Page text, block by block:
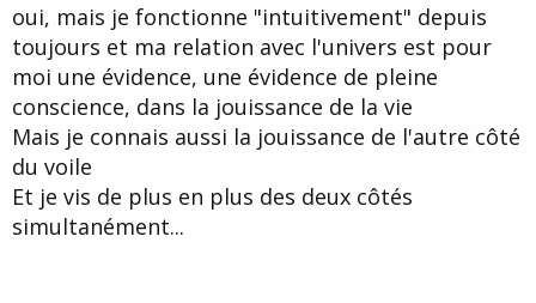
e
oui, mais je fonctionne "intuitivement" depuis
toujours et ma relation avec l'univers est pour
moi une évidence, une évidence de pleine
conscience, dans la jouissance de la vie
Mais je connais aussi la jouissance de l'autre côté
du voile
Et je vis de plus en plus des deux côtés
simultanément...